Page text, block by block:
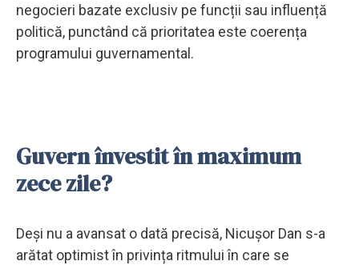
negocieri bazate exclusiv pe funcții sau influență
politică, punctând că prioritatea este coerența
programului guvernamental.
Guvern învestit în maximum
zece zile?
Deși nu a avansat o dată precisă, Nicușor Dan s-a
arătat optimist în privința ritmului în care se